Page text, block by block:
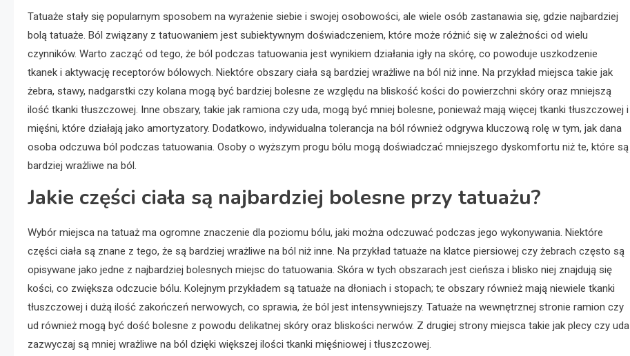
Tatuaże stały się popularnym sposobem na wyrażenie siebie i swojej osobowości, ale wiele osób zastanawia się, gdzie najbardziej
bolą tatuaże. Ból związany z tatuowaniem jest subiektywnym doświadczeniem, które może różnić się w zależności od wielu
czynników. Warto zacząć od tego, że ból podczas tatuowania jest wynikiem działania igły na skórę, co powoduje uszkodzenie
tkanek i aktywację receptorów bólowych. Niektóre obszary ciała są bardziej wrażliwe na ból niż inne. Na przykład miejsca takie jak
żebra, stawy, nadgarstki czy kolana mogą być bardziej bolesne ze względu na bliskość kości do powierzchni skóry oraz mniejszą
ilość tkanki tłuszczowej. Inne obszary, takie jak ramiona czy uda, mogą być mniej bolesne, ponieważ mają więcej tkanki tłuszczowej i
mięśni, które działają jako amortyzatory. Dodatkowo, indywidualna tolerancja na ból również odgrywa kluczową rolę w tym, jak dana
osoba odczuwa ból podczas tatuowania. Osoby o wyższym progu bólu mogą doświadczać mniejszego dyskomfortu niż te, które są
bardziej wrażliwe na ból.
Jakie części ciała są najbardziej bolesne przy tatuażu?
Wybór miejsca na tatuaż ma ogromne znaczenie dla poziomu bólu, jaki można odczuwać podczas jego wykonywania. Niektóre
części ciała są znane z tego, że są bardziej wrażliwe na ból niż inne. Na przykład tatuaże na klatce piersiowej czy żebrach często są
opisywane jako jedne z najbardziej bolesnych miejsc do tatuowania. Skóra w tych obszarach jest cieńsza i blisko niej znajdują się
kości, co zwiększa odczucie bólu. Kolejnym przykładem są tatuaże na dłoniach i stopach; te obszary również mają niewiele tkanki
tłuszczowej i dużą ilość zakończeń nerwowych, co sprawia, że ból jest intensywniejszy. Tatuaże na wewnętrznej stronie ramion czy
ud również mogą być dość bolesne z powodu delikatnej skóry oraz bliskości nerwów. Z drugiej strony miejsca takie jak plecy czy uda
zazwyczaj są mniej wrażliwe na ból dzięki większej ilości tkanki mięśniowej i tłuszczowej.